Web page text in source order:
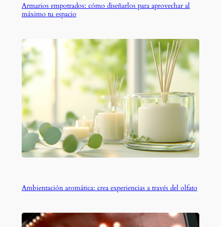
Armarios empotrados: cómo diseñarlos para aprovechar al
máximo tu espacio
Ambientación aromática: crea experiencias a través del olfato